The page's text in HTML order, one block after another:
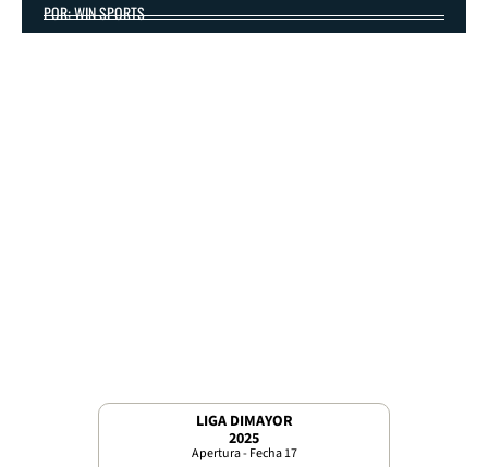
POR: WIN SPORTS
LIGA DIMAYOR
2025
Apertura - Fecha 17